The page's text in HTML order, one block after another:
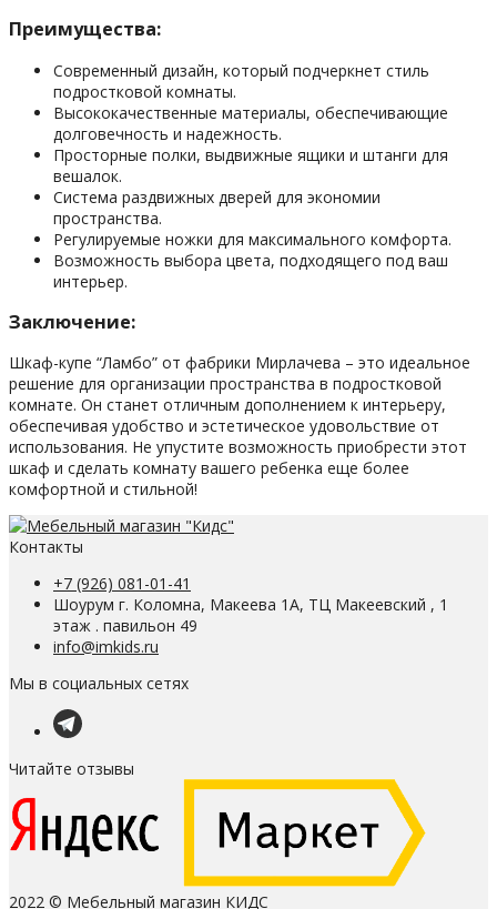
Преимущества:
Современный дизайн, который подчеркнет стиль
подростковой комнаты.
Высококачественные материалы, обеспечивающие
долговечность и надежность.
Просторные полки, выдвижные ящики и штанги для
вешалок.
Система раздвижных дверей для экономии
пространства.
Регулируемые ножки для максимального комфорта.
Возможность выбора цвета, подходящего под ваш
интерьер.
Заключение:
Шкаф-купе “Ламбо” от фабрики Мирлачева – это идеальное
решение для организации пространства в подростковой
комнате. Он станет отличным дополнением к интерьеру,
обеспечивая удобство и эстетическое удовольствие от
использования. Не упустите возможность приобрести этот
шкаф и сделать комнату вашего ребенка еще более
комфортной и стильной!
Контакты
+7 (926) 081-01-41
Шоурум г. Коломна, Макеева 1А, ТЦ Макеевский , 1
этаж . павильон 49
info@imkids.ru
Мы в социальных сетях
Читайте отзывы
2022 © Мебельный магазин КИДС